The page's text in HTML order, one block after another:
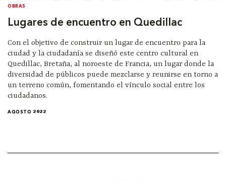
OBRAS
Lugares de encuentro en Quedillac
Con el objetivo de construir un lugar de encuentro para la
ciudad y la ciudadanía se diseñó este centro cultural en
Quedillac, Bretaña, al noroeste de Francia, un lugar donde la
diversidad de públicos puede mezclarse y reunirse en torno a
un terreno común, fomentando el vínculo social entre los
ciudadanos.
AGOSTO 2022